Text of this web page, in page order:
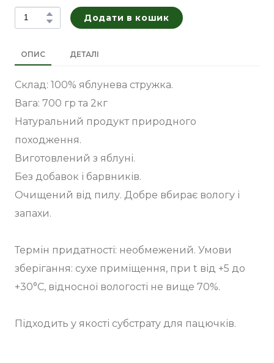
Додати в кошик
ОПИС ДЕТАЛІ
Склад: 100% яблунева стружка.
Вага: 700 гр та 2кг
Натуральний продукт природного
походження.
Виготовлений з яблуні.
Без добавок і барвників.
Очищений від пилу. Добре вбирає вологу і
запахи.
Термін придатності: необмежений. Умови
зберігання: сухе приміщення, при t від +5 до
+30°С, відносної вологості не вище 70%.
Підходить у якості субстрату для пацючків.